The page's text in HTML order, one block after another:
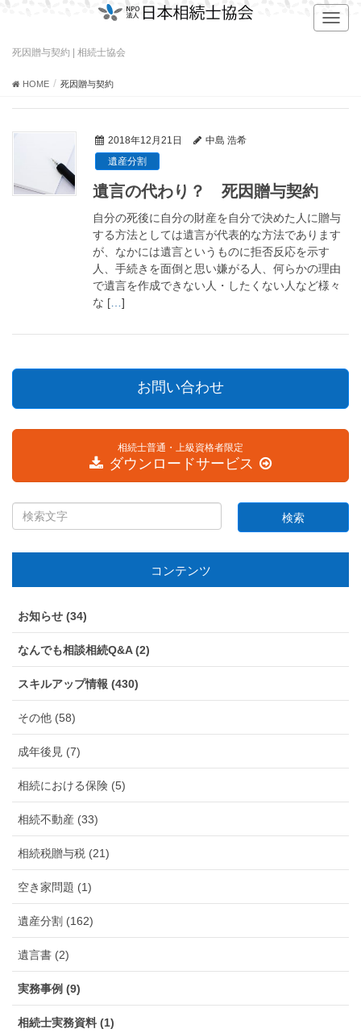
T
o
t
o
n
死因贈与契約 | 相続士協会
HOME 死因贈与契約
2018年12月21日
中島 浩希
遺産分割
遺言の代わり？ 死因贈与契約
自分の死後に自分の財産を自分で決めた人に贈与
する方法としては遺言が代表的な方法であります
が、なかには遺言というものに拒否反応を示す
人、手続きを面倒と思い嫌がる人、何らかの理由
で遺言を作成できない人・したくない人など様々
な [
]
お問い合わせ
相続士普通・上級資格者限定
ダウンロードサービス
コンテンツ
お知らせ (34)
なんでも相談相続Q&A (2)
スキルアップ情報 (430)
その他 (58)
成年後見 (7)
相続における保険 (5)
相続不動産 (33)
相続税贈与税 (21)
空き家問題 (1)
遺産分割 (162)
遺言書 (2)
実務事例 (9)
相続士実務資料 (1)